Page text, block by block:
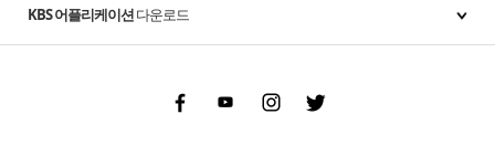
KBS 어플리케이션다운로드
FacebookYoutubeInstgram